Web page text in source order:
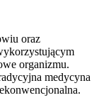
oraz
organizmu.
medycyna